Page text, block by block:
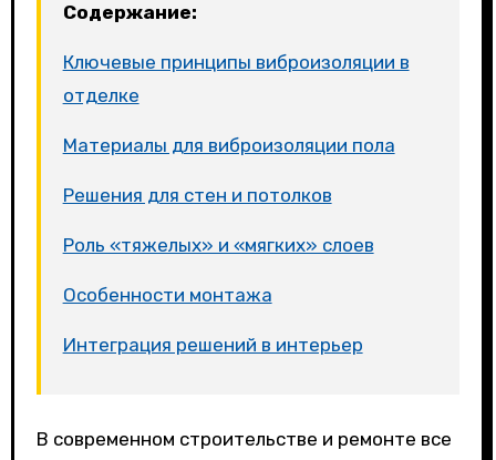
Содержание:
Ключевые принципы виброизоляции в
отделке
Материалы для виброизоляции пола
Решения для стен и потолков
Роль «тяжелых» и «мягких» слоев
Особенности монтажа
Интеграция решений в интерьер
В современном строительстве и ремонте все